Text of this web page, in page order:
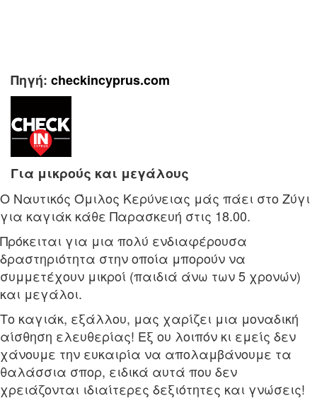
Πηγή: checkincyprus.com
Για μικρούς και μεγάλους
Ο Ναυτικός Όμιλος Κερύνειας μάς πάει στο Ζύγι
για καγιάκ κάθε Παρασκευή στις 18.00.
Πρόκειται για μια πολύ ενδιαφέρουσα
δραστηριότητα στην οποία μπορούν να
συμμετέχουν μικροί (παιδιά άνω των 5 χρονών)
και μεγάλοι.
Το καγιάκ, εξάλλου, μας χαρίζει μια μοναδική
αίσθηση ελευθερίας! Εξ ου λοιπόν κι εμείς δεν
χάνουμε την ευκαιρία να απολαμβάνουμε τα
θαλάσσια σπορ, ειδικά αυτά που δεν
χρειάζονται ιδιαίτερες δεξιότητες και γνώσεις!